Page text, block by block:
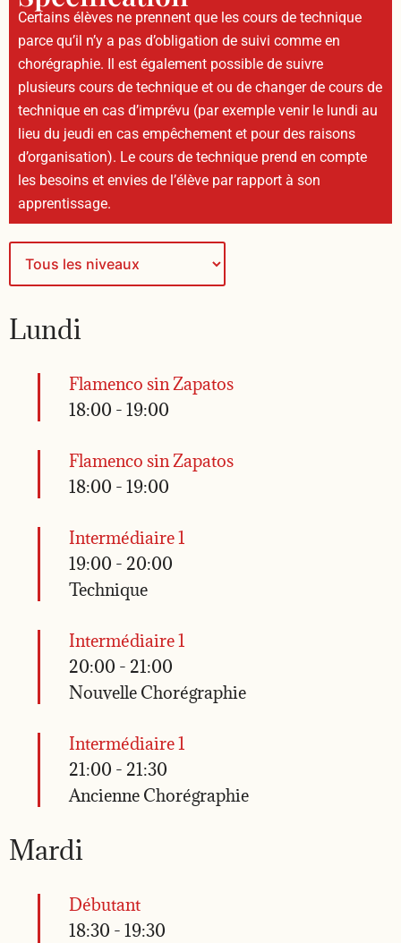
Certains élèves ne prennent que les cours de technique
parce qu’il n’y a pas d’obligation de suivi comme en
chorégraphie. Il est également possible de suivre
plusieurs cours de technique et ou de changer de cours de
technique en cas d’imprévu (par exemple venir le lundi au
lieu du jeudi en cas empêchement et pour des raisons
d’organisation). Le cours de technique prend en compte
les besoins et envies de l’élève par rapport à son
apprentissage.
Lundi
Flamenco sin Zapatos
18:00 - 19:00
Flamenco sin Zapatos
18:00 - 19:00
Intermédiaire 1
19:00 - 20:00
Technique
Intermédiaire 1
20:00 - 21:00
Nouvelle Chorégraphie
Intermédiaire 1
21:00 - 21:30
Ancienne Chorégraphie
Mardi
Débutant
18:30 - 19:30